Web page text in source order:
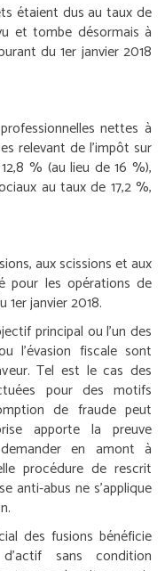
étaient dus au taux de
et tombe désormais à
du 1er janvier 2018
nettes à
relevant de l’impôt sur
% (au lieu de 16 %),
au taux de 17,2 %,
aux scissions et aux
pour les opérations de
1erjanvier 2018.
principal ou l’un des
l’évasion fiscale sont
Tel est le cas des
pour des motifs
de fraude peut
apporte la preuve
en amont à
procédure de rescrit
anti-abus ne s’applique
des fusions bénéficie
sans condition